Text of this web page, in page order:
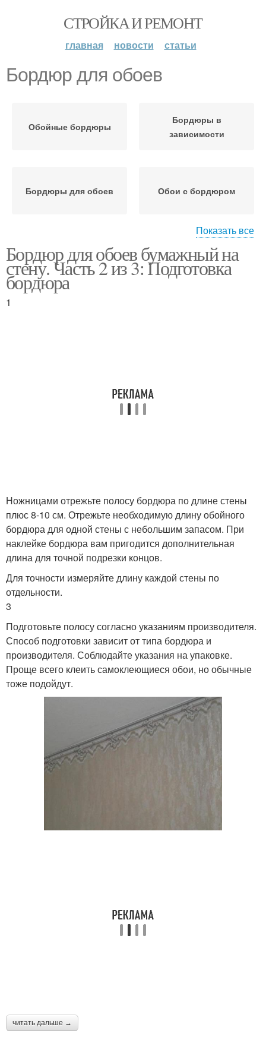
СТРОЙКА И РЕМОНТ
главная новости статьи
Бордюр для обоев
Обойные бордюры
Бордюры в
зависимости
Бордюры для обоев Обои с бордюром
бордюры
Бордюры для стен
Потолочный бордюр Декоративный бордюр
Обойный бордюр
Показать все
Бордюр для обоев бумажный на
стену. Часть 2 из 3: Подготовка
бордюра
1
Ножницами отрежьте полосу бордюра по длине стены
плюс 8-10 см. Отрежьте необходимую длину обойного
бордюра для одной стены с небольшим запасом. При
наклейке бордюра вам пригодится дополнительная
длина для точной подрезки концов.
Для точности измеряйте длину каждой стены по
отдельности.
3
Подготовьте полосу согласно указаниям производителя.
Способ подготовки зависит от типа бордюра и
производителя. Соблюдайте указания на упаковке.
Проще всего клеить самоклеющиеся обои, но обычные
тоже подойдут.
читать дальше →